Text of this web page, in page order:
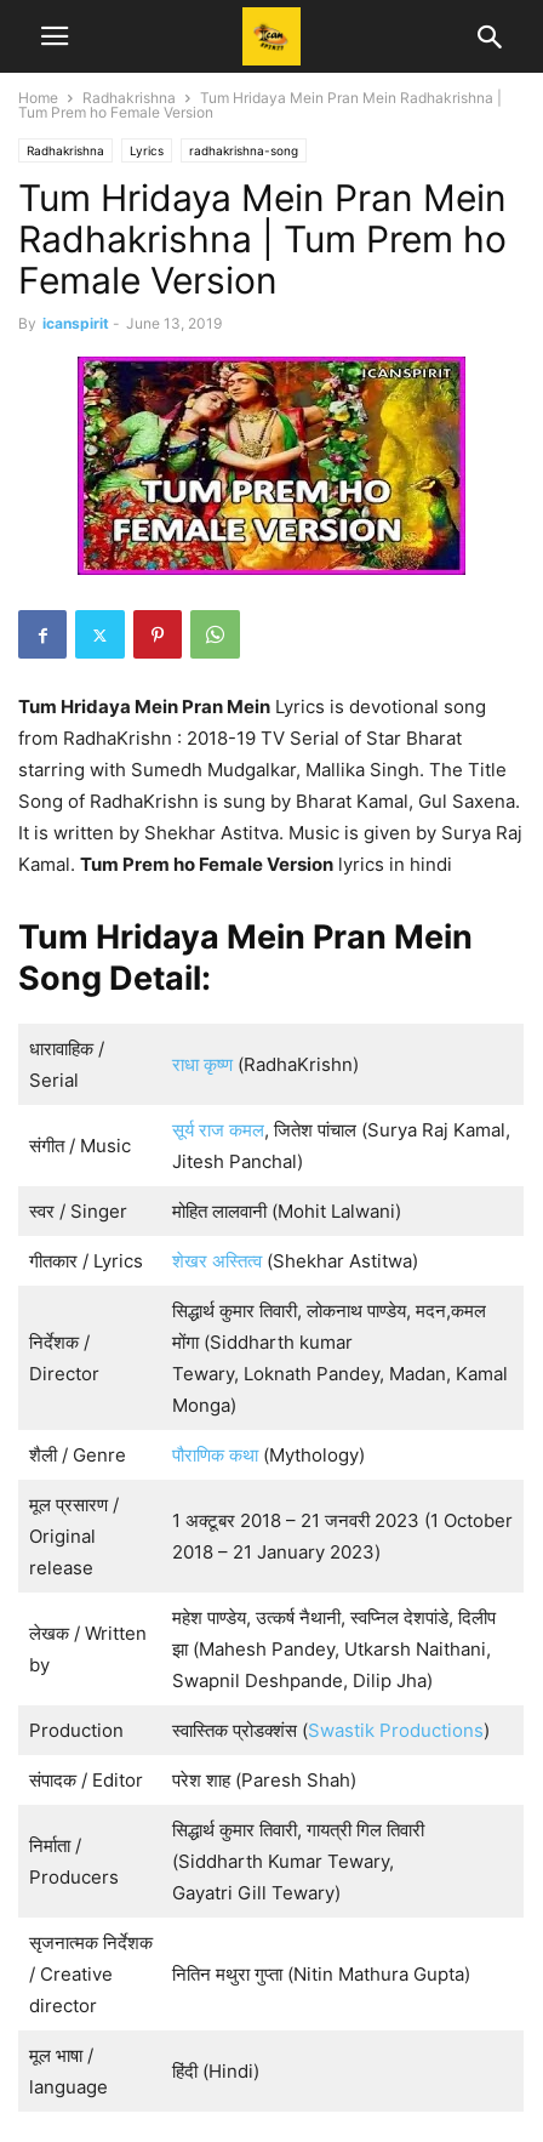
Home Radhakrishna
Tum Hridaya Mein Pran Mein Radhakrishna |
Tum Prem ho Female Version
Radhakrishna Lyrics radhakrishna-song
Tum Hridaya Mein Pran Mein
Radhakrishna | Tum Prem ho
Female Version
By icanspirit - June 13, 2019
Tum Hridaya Mein Pran Mein Lyrics is devotional song
from RadhaKrishn : 2018-19 TV Serial of Star Bharat
starring with Sumedh Mudgalkar, Mallika Singh. The Title
Song of RadhaKrishn is sung by Bharat Kamal, Gul Saxena.
It is written by Shekhar Astitva. Music is given by Surya Raj
Kamal. Tum Prem ho Female Version lyrics in hindi
Tum Hridaya Mein Pran Mein
Song Detail:
धारावाहिक /
Serial
राधा कृष्ण(RadhaKrishn)
संगीत / Music
सूर्य राज कमल, जितेश पांचाल (Surya Raj Kamal,
Jitesh Panchal)
स्वर / Singer मोहित लालवानी (Mohit Lalwani)
गीतकार / Lyrics शेखर अस्तित्व(Shekhar Astitwa)
निर्देशक /
Director
सिद्धार्थ कुमार तिवारी, लोकनाथ पाण्डेय, मदन,कमल
मोंगा (Siddharth kumar
Tewary, Loknath Pandey, Madan, Kamal
Monga)
शैली / Genre पौराणिक कथा (Mythology)
मूल प्रसारण /
Original
release
1 अक्टूबर 2018 – 21 जनवरी 2023 (1 October
2018 – 21 January 2023)
लेखक / Written
by
महेश पाण्डेय, उत्कर्ष नैथानी, स्वप्निल देशपांडे, दिलीप
झा (Mahesh Pandey, Utkarsh Naithani,
Swapnil Deshpande, Dilip Jha)
Production स्वास्तिक प्रोडक्शंस (Swastik Productions)
संपादक / Editor परेश शाह (Paresh Shah)
निर्माता /
Producers
सिद्धार्थ कुमार तिवारी, गायत्री गिल तिवारी
(Siddharth Kumar Tewary,
Gayatri Gill Tewary)
सृजनात्मक निर्देशक
/ Creative
director
नितिन मथुरा गुप्ता (Nitin Mathura Gupta)
मूल भाषा /
language
हिंदी (Hindi)